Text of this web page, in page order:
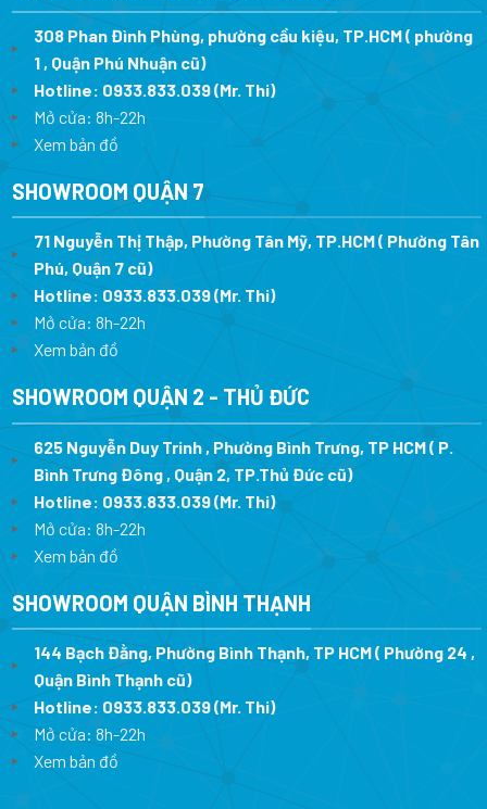
308 Phan Đình Phùng, phường cầu kiệu, TP.HCM ( phường
1 , Quận Phú Nhuận cũ)
Hotline: 0933.833.039(Mr. Thi)
Mở cửa: 8h-22h
Xem bản đồ
SHOWROOM QUẬN 7
71 Nguyễn Thị Thập, Phường Tân Mỹ, TP.HCM ( Phường Tân
Phú, Quận 7 cũ)
Hotline: 0933.833.039(Mr. Thi)
Mở cửa: 8h-22h
Xem bản đồ
SHOWROOM QUẬN 2 - THỦ ĐỨC
625 Nguyễn Duy Trinh , Phường Bình Trưng, TP HCM ( P.
Bình Trưng Đông , Quận 2, TP.Thủ Đức cũ)
Hotline: 0933.833.039(Mr. Thi)
Mở cửa: 8h-22h
Xem bản đồ
SHOWROOM QUẬN BÌNH THẠNH
144 Bạch Đằng, Phường Bình Thạnh, TP HCM ( Phường 24 ,
Quận Bình Thạnh cũ)
Hotline: 0933.833.039(Mr. Thi)
Mở cửa: 8h-22h
Xem bản đồ